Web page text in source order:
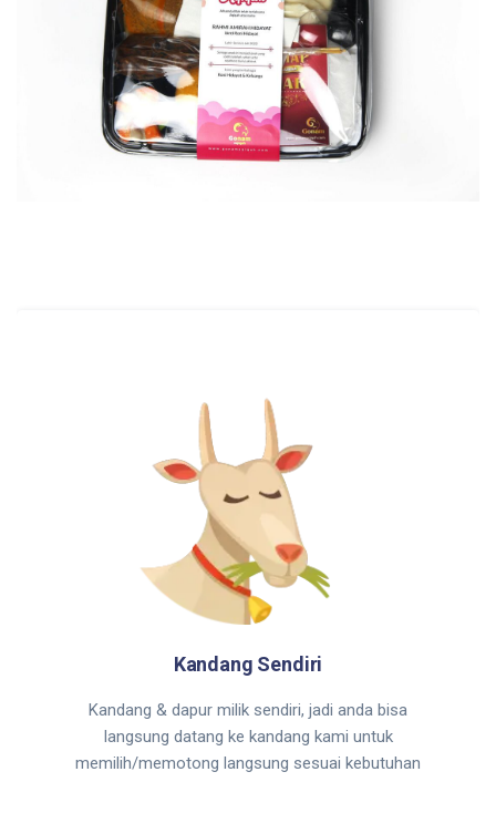
Kandang Sendiri
Kandang & dapur milik sendiri, jadi anda bisa
langsung datang ke kandang kami untuk
memilih/memotong langsung sesuai kebutuhan